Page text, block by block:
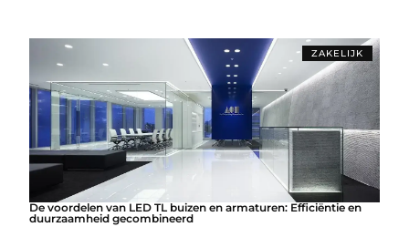
ZAKELIJK
De voordelen van LED TL buizen en armaturen: Efficiëntie en
duurzaamheid gecombineerd